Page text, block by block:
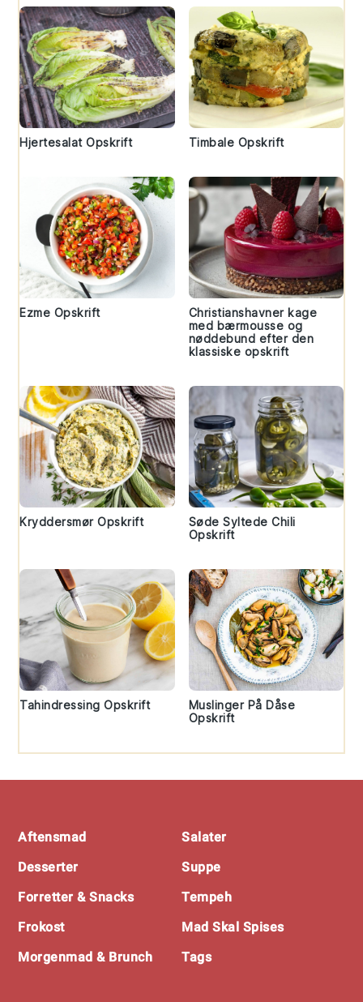
Hjertesalat Opskrift Timbale Opskrift
Ezme Opskrift
Christianshavner kage
med bærmousse og
nøddebund efter den
klassiske opskrift
Kryddersmør Opskrift
Søde Syltede Chili
Opskrift
Tahindressing Opskrift
Muslinger På Dåse
Opskrift
Aftensmad
Desserter
Forretter & Snacks
Frokost
Morgenmad & Brunch
Salater
Suppe
Tempeh
Mad Skal Spises
Tags